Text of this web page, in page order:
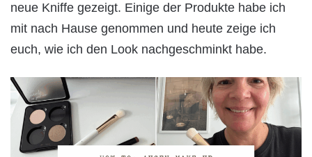
neue Kniffe gezeigt. Einige der Produkte habe ich
mit nach Hause genommen und heute zeige ich
euch, wie ich den Look nachgeschminkt habe.